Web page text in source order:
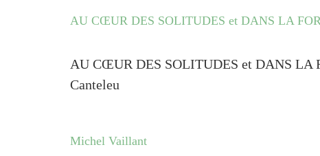
AU CŒUR DES SOLITUDES et DANS LA
AU CŒUR DES SOLITUDES et DANS LA
Canteleu
Michel Vaillant